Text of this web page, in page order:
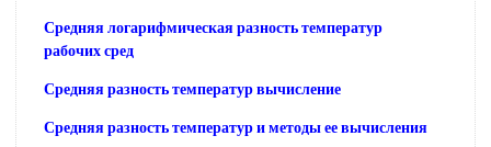
Средняя логарифмическая разность температур
рабочих сред
Средняя разность температур вычисление
Средняя разность температур и методы ее вычисления